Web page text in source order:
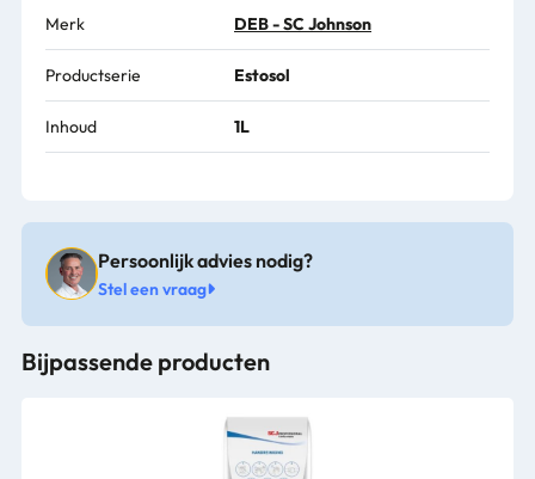
Merk DEB - SC Johnson
Productserie Estosol
Inhoud 1L
Persoonlijk advies nodig?
Stel een vraag
Bijpassende producten